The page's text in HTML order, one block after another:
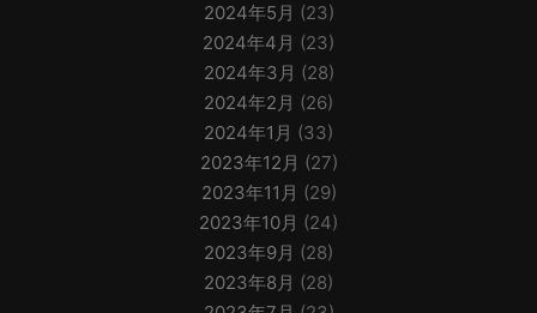
2024年5月 (23)
2024年4月 (23)
2024年3月 (28)
2024年2月 (26)
2024年1月 (33)
2023年12月 (27)
2023年11月 (29)
2023年10月 (24)
2023年9月 (28)
2023年8月 (28)